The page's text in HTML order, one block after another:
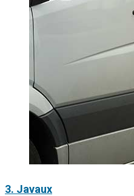
3. Javaux